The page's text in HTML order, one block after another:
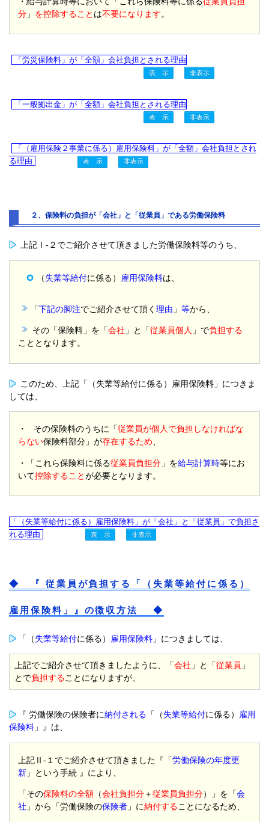
分 」 を控除すること は不要になります。
「労災保険料」が「全額」会社負担とされる理由
「一般拠出金」が「全額」会社負担とされる理由
「（雇用保険２事業に係る）雇用保険料」が「全額」会社負担とされ
る理由
２、保険料の負担が「会社」と「従業員」である労働保険料
上記Ⅰ-２でご紹介させて頂きました労働保険料等のうち、
（失業等給付に係る） 雇用保険料は、
「下記の脚注でご紹介させて頂く理由 」等から、
その「保険料」を「会社 」と「従業員個人 」で負担する
こととなります。
このため、上記「（失業等給付に係る）雇用保険料」につきま
しては、
・ その保険料のうちに「従業員が個人で負担しなければな
らない保険料部分」が存在するため、
・「これら保険料に係る従業員負担分 」を給与計算時等にお
いて控除することが必要となります。
「（失業等給付に係る）雇用保険料」が「会社」と「従業員」で負担さ
れる理由
◆ 『 従業員が負担する「（失業等給付に係る）
雇用保険料」』の徴収方法 ◆
「（失業等給付に係る） 雇用保険料 」につきましては、
上記でご紹介させて頂きましたように、「会社 」と「従業員 」
とで負担することになりますが、
『 労働保険の保険者に納付される 「（失業等給付に係る） 雇用
保険料 」』は、
上記Ⅱ-１でご紹介させて頂きました『「労働保険の年度更
新 」という手続 』により、
「その保険料の全額 （会社負担分＋従業員負担分）」を「会
社 」から「労働保険の保険者 」に納付することになるため、